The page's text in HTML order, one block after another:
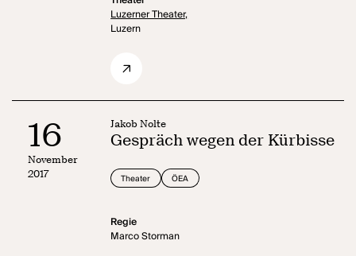
Luzerner Theater,
Luzern
16
November
2017
Jakob Nolte
Gespräch wegen der Kürbisse
Theater ÖEA
Regie
Marco Storman